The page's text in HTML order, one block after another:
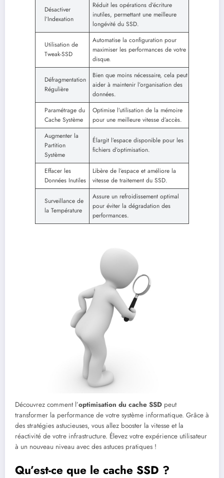
Désactiver
l’Indexation
Réduit les opérations d’écriture
inutiles, permettant une meilleure
longévité du SSD.
Utilisation de
Tweak-SSD
Automatise la configuration pour
maximiser les performances de votre
disque.
Défragmentation
Régulière
Bien que moins nécessaire, cela peut
aider à maintenir l’organisation des
données.
Paramétrage du
Cache Système
Optimise l’utilisation de la mémoire
pour une meilleure vitesse d’accès.
Augmenter la
Partition
Système
Élargit l’espace disponible pour les
fichiers d’optimisation.
Effacer les
Données Inutiles
Libère de l’espace et améliore la
vitesse de traitement du SSD.
Surveillance de
la Température
Assure un refroidissement optimal
pour éviter la dégradation des
performances.
Découvrez comment l’optimisation du cache SSD peut
transformer la performance de votre système informatique. Grâce à
des stratégies astucieuses, vous allez booster la vitesse et la
réactivité de votre infrastructure. Élevez votre expérience utilisateur
à un nouveau niveau avec des astuces pratiques !
Qu’est-ce que le cache SSD ?